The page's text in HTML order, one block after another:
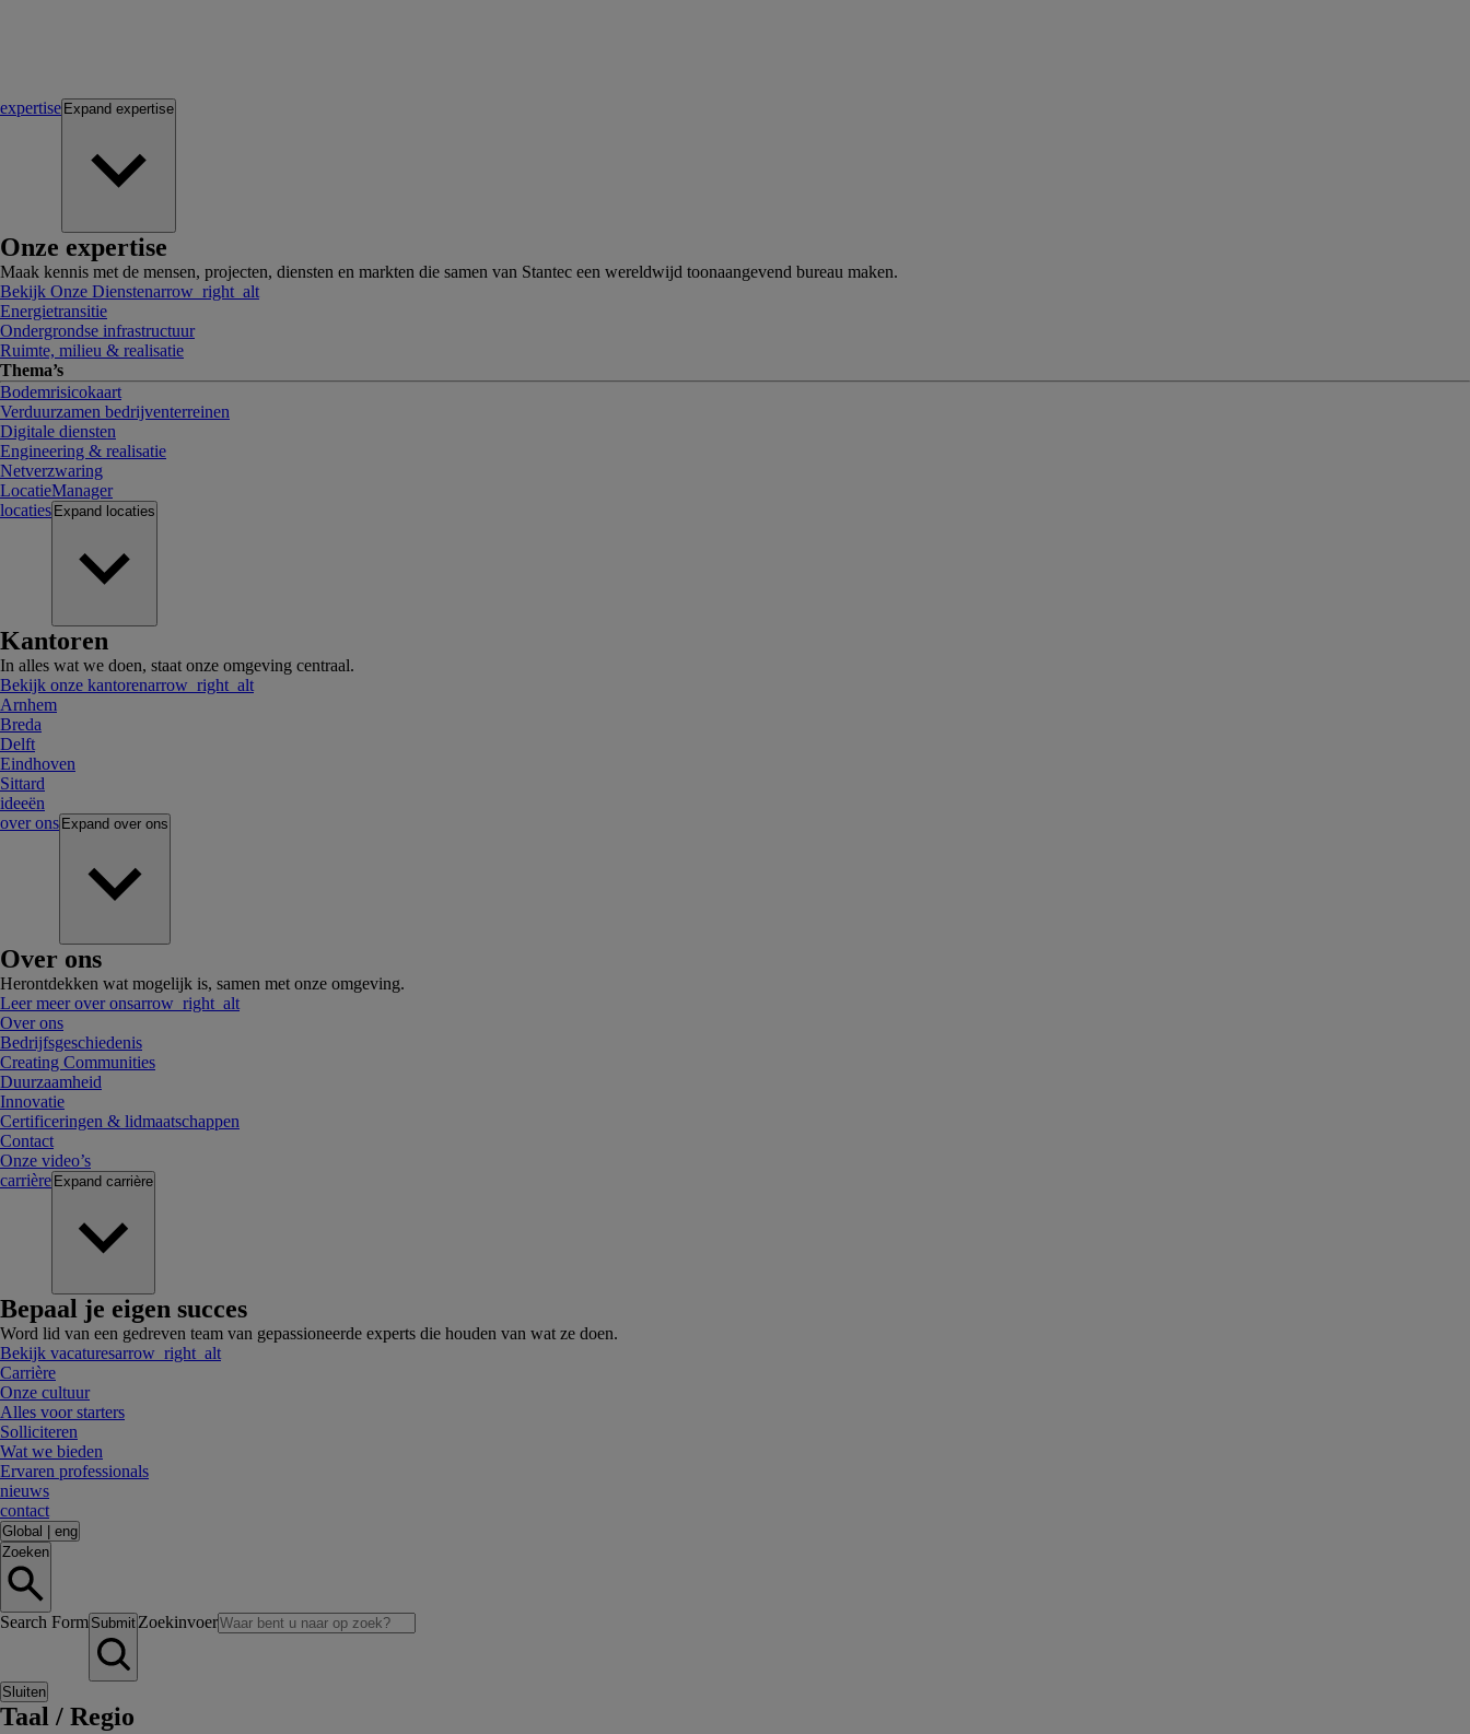
expertise Expand expertise
Onze expertise
Maak kennis met de mensen, projecten, diensten en markten die samen van Stantec een wereldwijd toonaangevend bureau maken.
Bekijk Onze Dienstenarrow_right_alt
Energietransitie
Ondergrondse infrastructuur
Ruimte, milieu & realisatie
Thema’s
Bodemrisicokaart
Verduurzamen bedrijventerreinen
Digitale diensten
Engineering & realisatie
Netverzwaring
LocatieManager
locaties Expand locaties
Kantoren
In alles wat we doen, staat onze omgeving centraal.
Bekijk onze kantorenarrow_right_alt
Arnhem
Breda
Delft
Eindhoven
Sittard
ideeën
over ons Expand over ons
Over ons
Herontdekken wat mogelijk is, samen met onze omgeving.
Leer meer over onsarrow_right_alt
Over ons
Bedrijfsgeschiedenis
Creating Communities
Duurzaamheid
Innovatie
Certificeringen & lidmaatschappen
Contact
Onze video’s
carrière Expand carrière
Bepaal je eigen succes
Word lid van een gedreven team van gepassioneerde experts die houden van wat ze doen.
Bekijk vacaturesarrow_right_alt
Carrière
Onze cultuur
Alles voor starters
Solliciteren
Wat we bieden
Ervaren professionals
nieuws
contact
Global
eng
Zoeken
Search Form Submit Zoekinvoer
Sluiten
Taal / Regio